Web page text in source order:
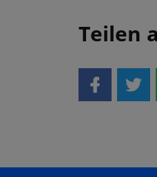
Teilen